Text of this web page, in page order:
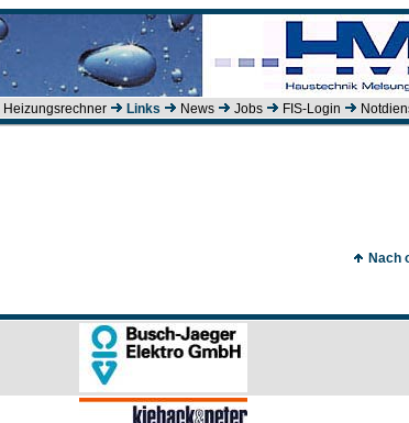
Heizungsrechner Links News Jobs FIS-Login
Nach